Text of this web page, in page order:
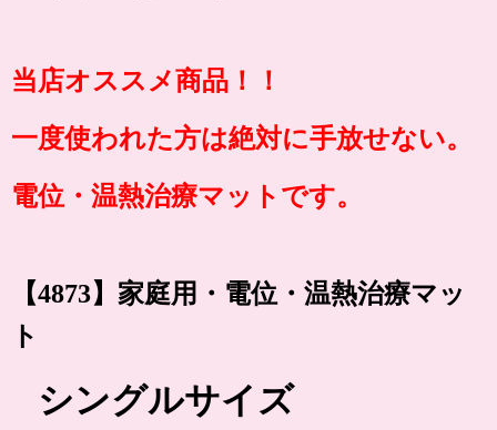
当店オススメ商品！！
一度使われた方は絶対に手放せない。
電位・温熱治療マットです。
【4873】家庭用・電位・温熱治療マッ
ト
シングルサイズ